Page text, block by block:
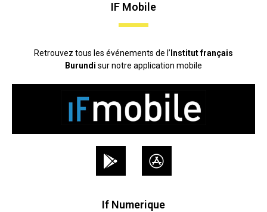
IF Mobile
Retrouvez tous les événements de l’ Institut français
Burundi sur notre application mobile
If Numerique